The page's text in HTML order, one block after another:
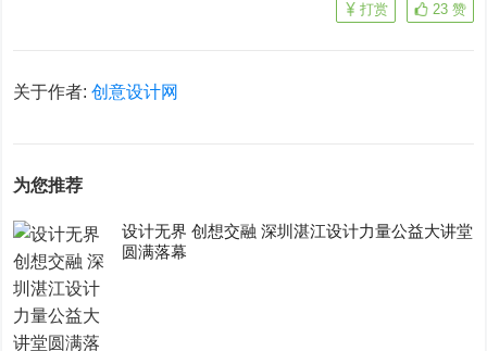
23 赞
打赏
关于作者:创意设计网
为您推荐
设计无界 创想交融 深圳湛江设计力量公益大讲堂
圆满落幕